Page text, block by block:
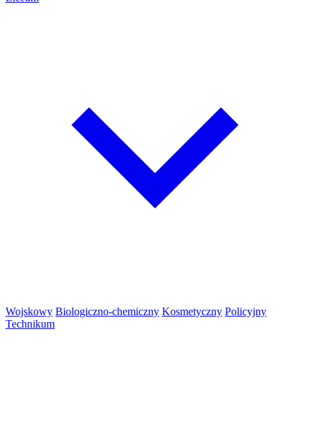
Wojskowy Biologiczno-chemiczny Kosmetyczny Policyjny
Technikum